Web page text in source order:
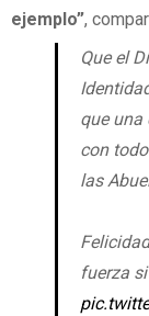
ejemplo”,
Que el
que una
con
las
fuerza